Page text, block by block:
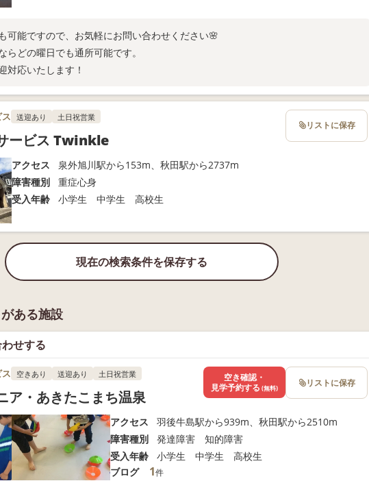
可能ですので、お気軽にお問い合わせください🌸
らどの曜日でも通所可能です。
対応いたします！
送迎あり 土日祝営業
ービス Twinkle
アクセス
泉外旭川駅から153m、秋田駅から2737m
障害種別
重症心身
受入年齢
小学生 中学生 高校生
リストに保存
現在の検索条件を保存する
ある施設
せする
空きあり 送迎あり 土日祝営業
ア・あきたこまち温泉
アクセス
羽後牛島駅から939m、秋田駅から2510m
障害種別
発達障害 知的障害
受入年齢
小学生 中学生 高校生
ブログ
1件
空き確認・
見学予約する (無料) リストに保存